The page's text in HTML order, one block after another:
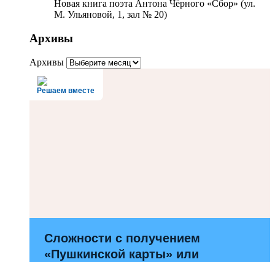
Новая книга поэта Антона Чёрного «Сбор» (ул.
М. Ульяновой, 1, зал № 20)
Архивы
Архивы
Решаем вместе
Сложности с получением
«Пушкинской карты» или